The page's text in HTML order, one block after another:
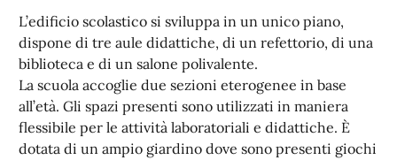
L’edificio scolastico si sviluppa in un unico piano,
dispone di tre aule didattiche, di un refettorio, di una
biblioteca e di un salone polivalente.
La scuola accoglie due sezioni eterogenee in base
all’età. Gli spazi presenti sono utilizzati in maniera
flessibile per le attività laboratoriali e didattiche. È
dotata di un ampio giardino dove sono presenti giochi